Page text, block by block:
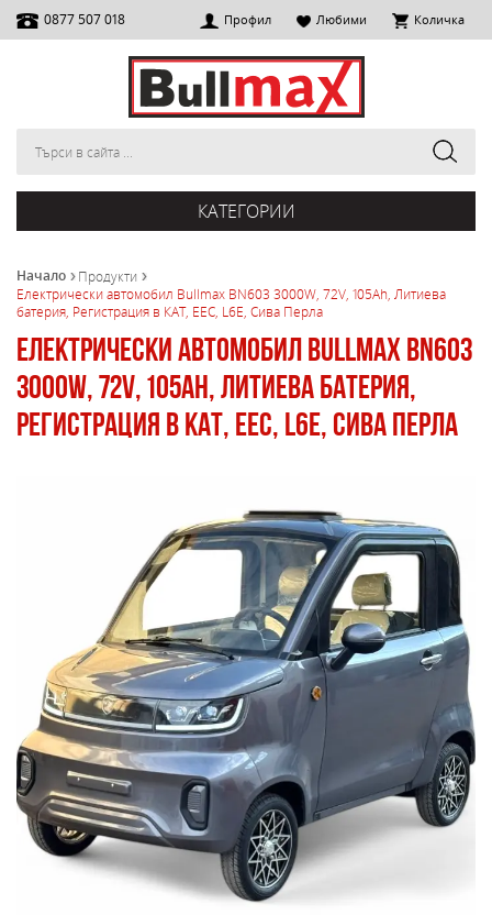
0877 507 018 Профил Любими Количка
КАТЕГОРИИ
Начало
Продукти
Електрически автомобил Bullmax BN603 3000W, 72V, 105Ah, Литиева
батерия, Регистрация в КАТ, EEC, L6E, Сива Перла
Електрически автомобил Bullmax BN603
3000W, 72V, 105Ah, Литиева батерия,
Регистрация в КАТ, EEC, L6E, Сива Перла